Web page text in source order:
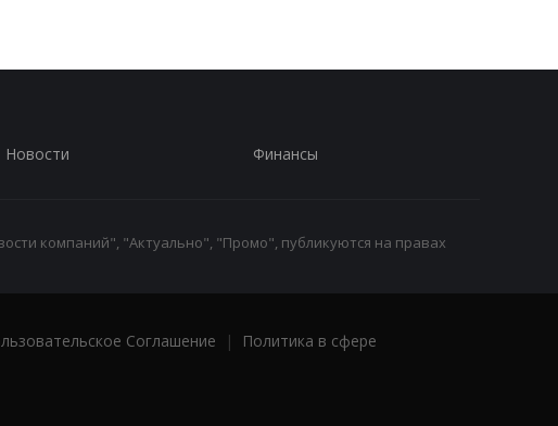
Новости Финансы
компаний", "Актуально", "Промо", публикуются на правах
Соглашение |
Политика в сфере